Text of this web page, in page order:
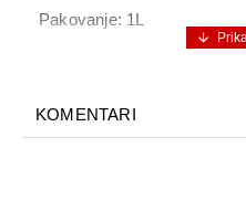
Pakovanje: 1L
KOMENTARI